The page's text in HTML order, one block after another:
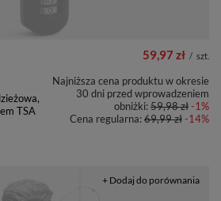
TSA
59,97 zł / szt.
Najniższa cena produktu w okresie
30 dni przed wprowadzeniem
obniżki:59,98 zł-1%
Cena regularna:69,99 zł-14%
+ Dodaj do porównania